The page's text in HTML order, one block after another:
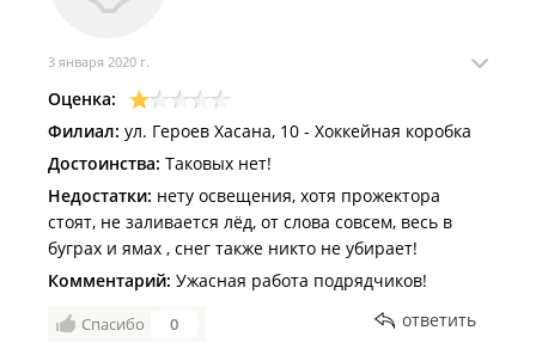
3 января 2020 г.
Оценка:
Филиал: ул. Героев Хасана, 10 - Хоккейная коробка
Достоинства: Таковых нет!
Недостатки: нету освещения, хотя прожектора
стоят, не заливается лёд, от слова совсем, весь в
буграх и ямах , снег также никто не убирает!
Комментарий: Ужасная работа подрядчиков!
Спасибо 0 ответить